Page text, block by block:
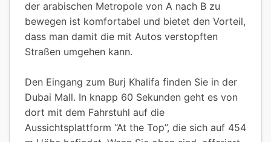
der arabischen Metropole von A nach B zu
bewegen ist komfortabel und bietet den Vorteil,
dass man damit die mit Autos verstopften
Straßen umgehen kann.
Den Eingang zum Burj Khalifa finden Sie in der
Dubai Mall. In knapp 60 Sekunden geht es von
dort mit dem Fahrstuhl auf die
Aussichtsplattform “At the Top”, die sich auf 454